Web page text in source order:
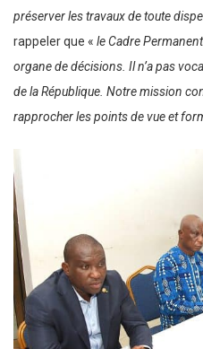
préserver les travaux de toute
rappeler que « le Cadre
organe de décisions. Il n’a pas
de la République. Notre mission
rapprocher les points de vue et